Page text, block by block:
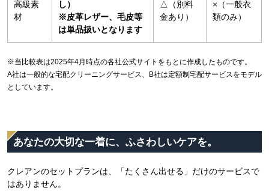
高級素
材
し）
※皮革レザー、毛皮等
は単品扱いとなります
△（別料
金あり）
×（一般衣
類のみ）
※当比較表は2025年4月時点の各社公式サイトをもとに作成したものです。
A社は一般的な宅配クリーニングサービス、B社は定額制宅配サービスをモデル
としています。
あなたの大切な一着に、ふさわしいケアを。
クレアンのセットプランは、「たくさん出せる」だけのサービスで
はありません。